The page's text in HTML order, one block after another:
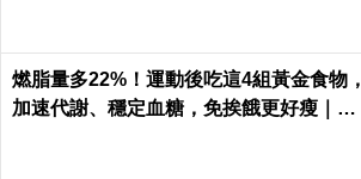
燃脂量多22%！運動後吃這4組黃金食物，
加速代謝、穩定血糖，免挨餓更好瘦｜每